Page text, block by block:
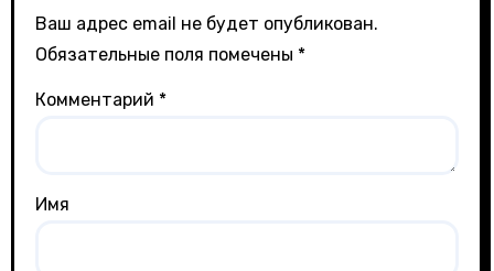
Ваш адрес email не будет опубликован.
Обязательные поля помечены *
Комментарий *
Имя